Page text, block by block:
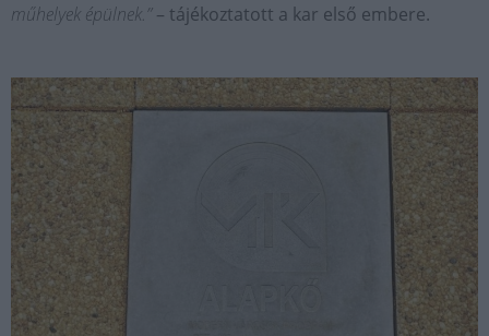
műhelyek épülnek.”– tájékoztatott a kar első embere.